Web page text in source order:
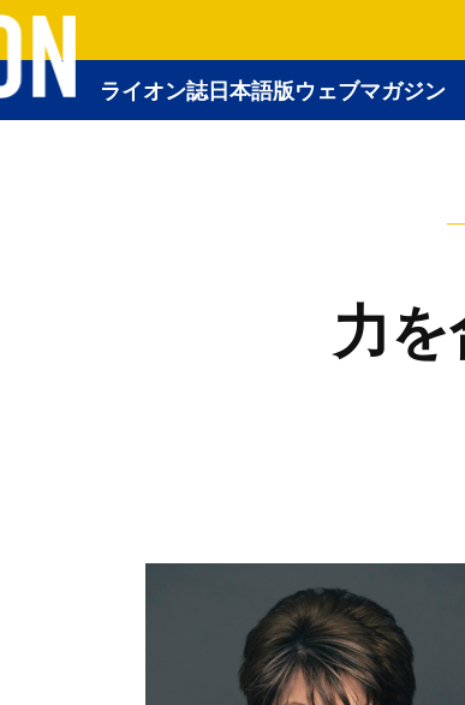
ライオン誌日本語版ウェブマガジン
力